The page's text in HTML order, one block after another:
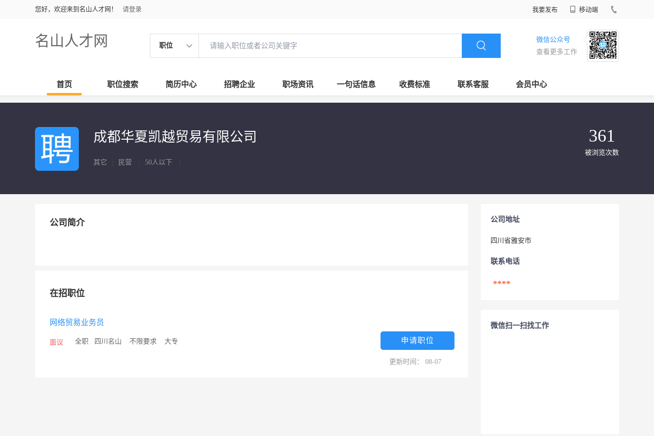
您好，欢迎来到名山人才网！ 请登录 我要发布 移动端
名山人才网 职位
微信公众号
查看更多工作
首页 职位搜索 简历中心 招聘企业 职场资讯 一句话信息 收费标准 联系客服 会员中心
成都华夏凯越贸易有限公司
其它 民营 50人以下
361
被浏览次数
公司简介
在招职位
网络贸易业务员
面议 全职 四川名山 不限要求 大专 申请职位
更新时间： 08-07
公司地址
四川省雅安市
联系电话
****
微信扫一扫找工作